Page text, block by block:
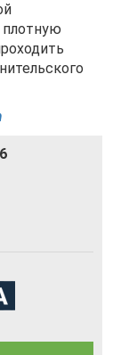
плотную